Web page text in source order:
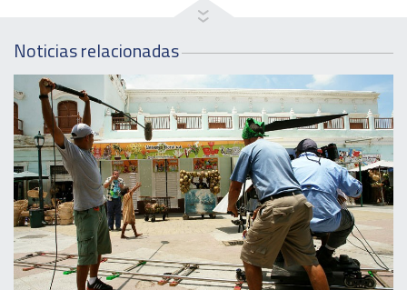
Noticias relacionadas